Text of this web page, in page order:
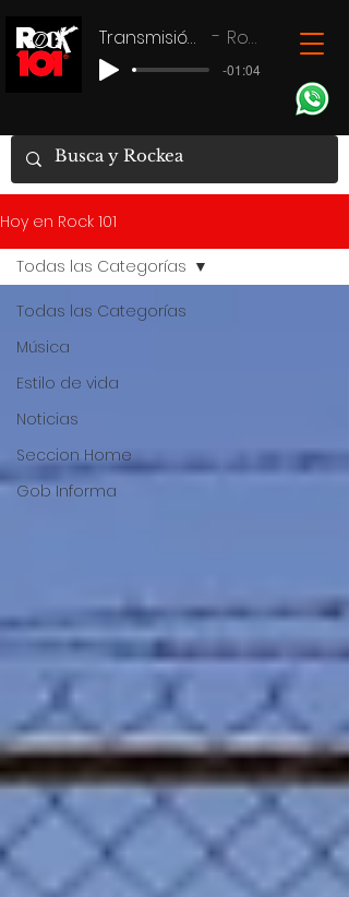
Transmisión en vivo Rock 101
-01:04
Hoy en Rock 101
Todas las Categorías
Música
Estilo de vida
Noticias
Seccion Home
Gob Informa
Todas las Categorías